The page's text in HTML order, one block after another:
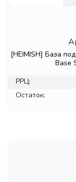
[HEIMISH] База
Base
РРЦ:
Остаток: